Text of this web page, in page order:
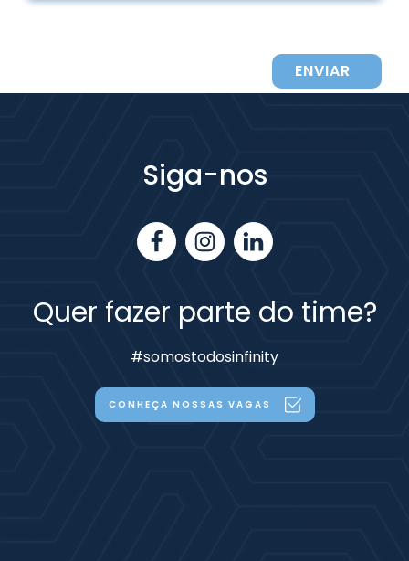
ENVIAR
Siga-nos
Quer fazer parte do time?
#somostodosinfinity
CONHEÇA NOSSAS VAGAS